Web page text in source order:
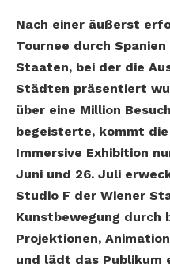
Nach einer äußerst
Tournee durch
Staaten, bei der die
Städten präsentiert
über eine Million
begeisterte, kommt
Immersive Exhibition
Juni und 26. Juli
Studio F der Wiener
Kunstbewegung durch
Projektionen,
und lädt das Publikum